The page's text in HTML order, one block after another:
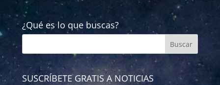
¿Qué es lo que buscas?
SUSCRÍBETE GRATIS A NOTICIAS